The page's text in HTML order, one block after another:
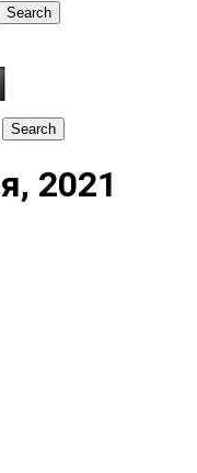
Search
Search
2021